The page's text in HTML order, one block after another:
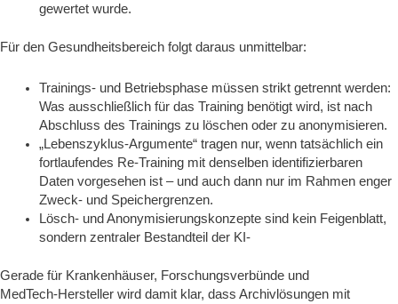
gewertet wurde.
Für den Gesundheitsbereich folgt daraus unmittelbar:
Trainings‑ und Betriebsphase müssen strikt getrennt werden:
Was ausschließlich für das Training benötigt wird, ist nach
Abschluss des Trainings zu löschen oder zu anonymisieren.
„Lebenszyklus‑Argumente“ tragen nur, wenn tatsächlich ein
fortlaufendes Re‑Training mit denselben identifizierbaren
Daten vorgesehen ist – und auch dann nur im Rahmen enger
Zweck‑ und Speichergrenzen.
Lösch‑ und Anonymisierungskonzepte sind kein Feigenblatt,
sondern zentraler Bestandteil der KI‑
Gerade für Krankenhäuser, Forschungsverbünde und
MedTech‑Hersteller wird damit klar, dass Archivlösungen mit